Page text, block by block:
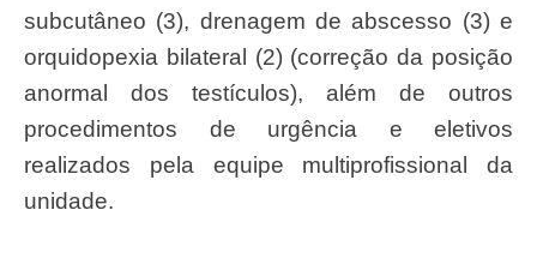
subcutâneo (3), drenagem de abscesso (3) e
orquidopexia bilateral (2) (correção da posição
anormal dos testículos), além de outros
procedimentos de urgência e eletivos
realizados pela equipe multiprofissional da
unidade.